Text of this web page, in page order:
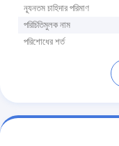
ন্যূনতম চাহিদার পরিমাণ
পরিচিতিমুলক নাম
পরিশোধের শর্ত